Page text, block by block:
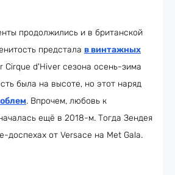
продолжились и в британской
предстала в винтажных
Cirque d'Hiver сезона осень-зима
была на высоте, но этот наряд
. Впрочем, любовь к
ещё в 2018-м. Тогда Зендея
доспехах от Versace на Met Gala.